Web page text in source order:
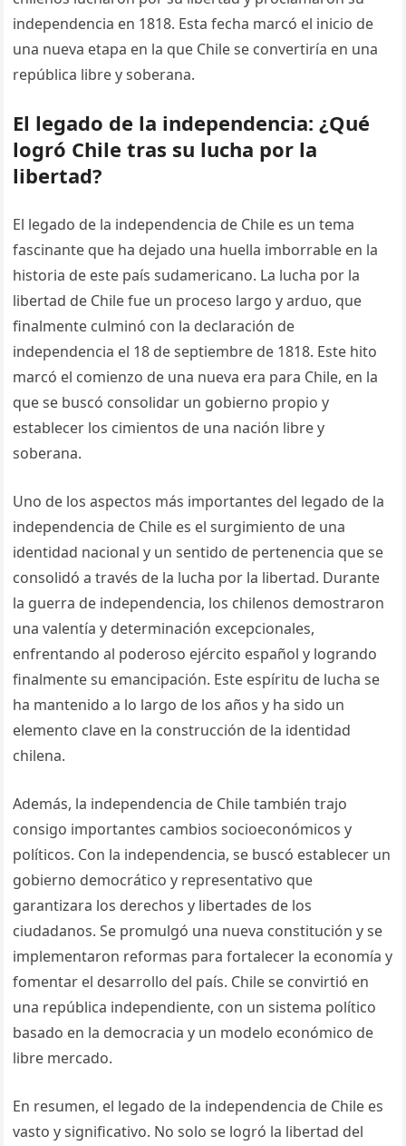
independencia en 1818. Esta fecha marcó el inicio de
una nueva etapa en la que Chile se convertiría en una
república libre y soberana.
El legado de la independencia: ¿Qué
logró Chile tras su lucha por la
libertad?
El legado de la independencia de Chile es un tema
fascinante que ha dejado una huella imborrable en la
historia de este país sudamericano. La lucha por la
libertad de Chile fue un proceso largo y arduo, que
finalmente culminó con la declaración de
independencia el 18 de septiembre de 1818. Este hito
marcó el comienzo de una nueva era para Chile, en la
que se buscó consolidar un gobierno propio y
establecer los cimientos de una nación libre y
soberana.
Uno de los aspectos más importantes del legado de la
independencia de Chile es el surgimiento de una
identidad nacional y un sentido de pertenencia que se
consolidó a través de la lucha por la libertad. Durante
la guerra de independencia, los chilenos demostraron
una valentía y determinación excepcionales,
enfrentando al poderoso ejército español y logrando
finalmente su emancipación. Este espíritu de lucha se
ha mantenido a lo largo de los años y ha sido un
elemento clave en la construcción de la identidad
chilena.
Además, la independencia de Chile también trajo
consigo importantes cambios socioeconómicos y
políticos. Con la independencia, se buscó establecer un
gobierno democrático y representativo que
garantizara los derechos y libertades de los
ciudadanos. Se promulgó una nueva constitución y se
implementaron reformas para fortalecer la economía y
fomentar el desarrollo del país. Chile se convirtió en
una república independiente, con un sistema político
basado en la democracia y un modelo económico de
libre mercado.
En resumen, el legado de la independencia de Chile es
vasto y significativo. No solo se logró la libertad del